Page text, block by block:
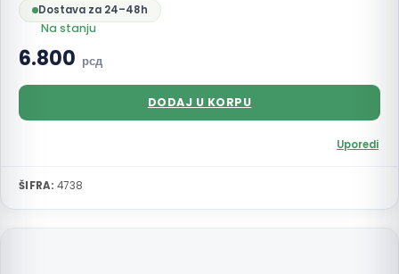
Dostava za 24–48h
Na stanju
6.800 рсд
DODAJ U KORPU
Uporedi
ŠIFRA: 4738